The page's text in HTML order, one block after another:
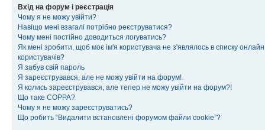
Вхід на форум і реєстрація
Чому я не можу увійти?
Навіщо мені взагалі потрібно реєструватися?
Чому мені постійно доводиться логуватись?
Як мені зробити, щоб моє ім'я користувача не з'являлось в списку онлайн
користувачів?
Я забув свій пароль
Я зареєструвався, але не можу увійти на форум!
Я колись зареєструвався, але тепер не можу увійти на форум?!
Що таке COPPA?
Чому я не можу зареєструватись?
Що робить “Видалити встановлені форумом файли cookie”?